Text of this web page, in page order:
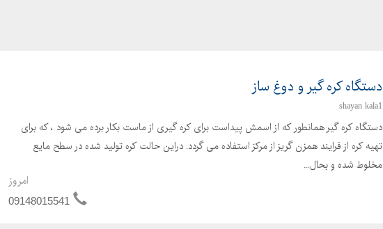
دستگاه کره گیر و دوغ ساز
shayan kala1
دستگاه کره گیر همانطور که از اسمش پیداست برای کره گیری از ماست بکار برده می شود ، که برای
تهیه کره از فرایند همزن گریز از مرکز استفاده می گردد. دراین حالت کره تولید شده در سطح مایع
مخلوط شده و بحال...
امروز
09148015541